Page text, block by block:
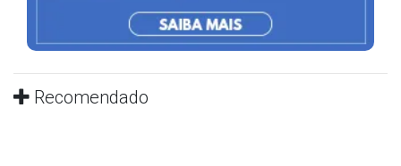
Recomendado